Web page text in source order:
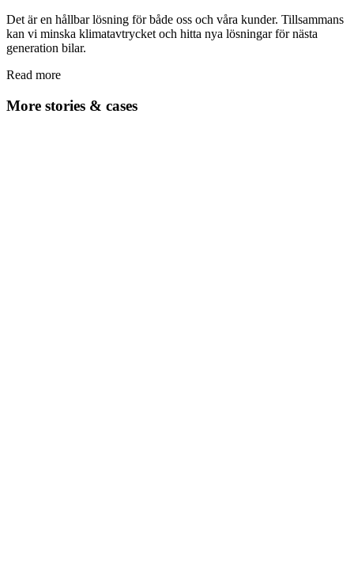
Det är en hållbar lösning för både oss och våra kunder. Tillsammans
kan vi minska klimatavtrycket och hitta nya lösningar för nästa
generation bilar.
Read more
More stories & cases